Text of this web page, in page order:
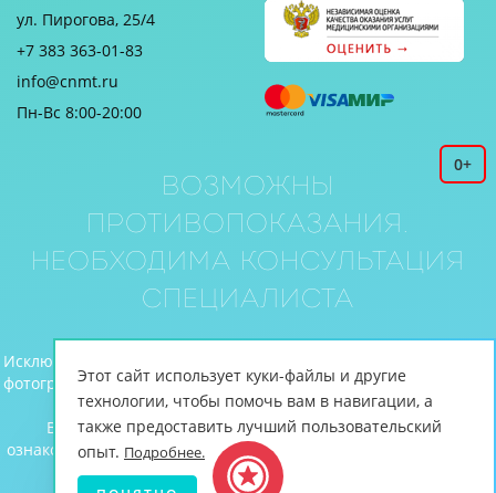
ул. Пирогова, 25/4
+7 383 363-01-83
info@cnmt.ru
Пн-Вс 8:00-20:00
0+
Возможны
противопоказания.
Необходима консультация
специалиста
Исключительное право на все материалы (текст, иллюстрации,
фотографии и видео), размещенные на веб-сайте www.cnmt.ru,
принадлежит ЦНМТ.
Вся информация, включая цены, предоставлена для
ознакомления и не является публичной офертой (ст.435 ГК РФ,
cт. 437 ГК РФ).
Этот сайт использует куки-файлы и другие
технологии, чтобы помочь вам в навигации, а
также предоставить лучший пользовательский
опыт. Подробнее.